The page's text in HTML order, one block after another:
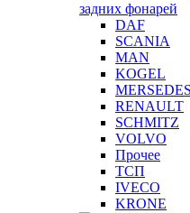
задних фонарей
DAF
SCANIA
MAN
KOGEL
MERSEDES
RENAULT
SCHMITZ
VOLVO
Прочее
ТСП
IVECO
KRONE